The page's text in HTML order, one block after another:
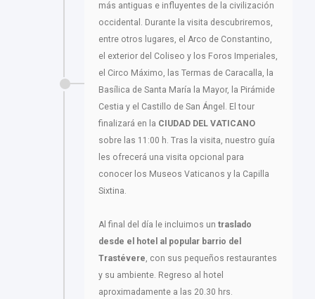
más antiguas e influyentes de la civilización
occidental. Durante la visita descubriremos,
entre otros lugares, el Arco de Constantino,
el exterior del Coliseo y los Foros Imperiales,
el Circo Máximo, las Termas de Caracalla, la
Basílica de Santa María la Mayor, la Pirámide
Cestia y el Castillo de San Ángel. El tour
finalizará en la CIUDAD DEL VATICANO
sobre las 11:00 h. Tras la visita, nuestro guía
les ofrecerá una visita opcional para
conocer los Museos Vaticanos y la Capilla
Sixtina.
Al final del día le incluimos un traslado
desde el hotel al popular barrio del
Trastévere, con sus pequeños restaurantes
y su ambiente. Regreso al hotel
aproximadamente a las 20.30 hrs.